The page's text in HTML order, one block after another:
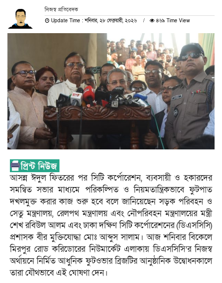
নিজস্ব প্রতিবেদক
Update Time : শনিবার, ২৮ ফেব্রুয়ারী, ২০২৬ ৪৬৯ Time View
আসন্ন ঈদুল ফিতরের পর সিটি কর্পোরেশন, ব্যবসায়ী ও হকারদের
সমন্বিত সভার মাধ্যমে পরিকল্পিত ও নিয়মতান্ত্রিকভাবে ফুটপাত
দখলমুক্ত করার কাজ শুরু হবে বলে জানিয়েছেন সড়ক পরিবহন ও
সেতু মন্ত্রণালয়, রেলপথ মন্ত্রণালয় এবং নৌপরিবহন মন্ত্রণালয়ের মন্ত্রী
শেখ রবিউল আলম এবং ঢাকা দক্ষিণ সিটি কর্পোরেশনের (ডিএসসিসি)
প্রশাসক বীর মুক্তিযোদ্ধা মোঃ আব্দুস সালাম। আজ শনিবার বিকেলে
মিরপুর রোড করিডোরের নিউমার্কেট এলাকায় ডিএসসিসি’র নিজস্ব
অর্থায়নে নির্মিত আধুনিক ফুটওভার ব্রিজটির আনুষ্ঠানিক উদ্বোধনকালে
তারা যৌথভাবে এই ঘোষণা দেন।